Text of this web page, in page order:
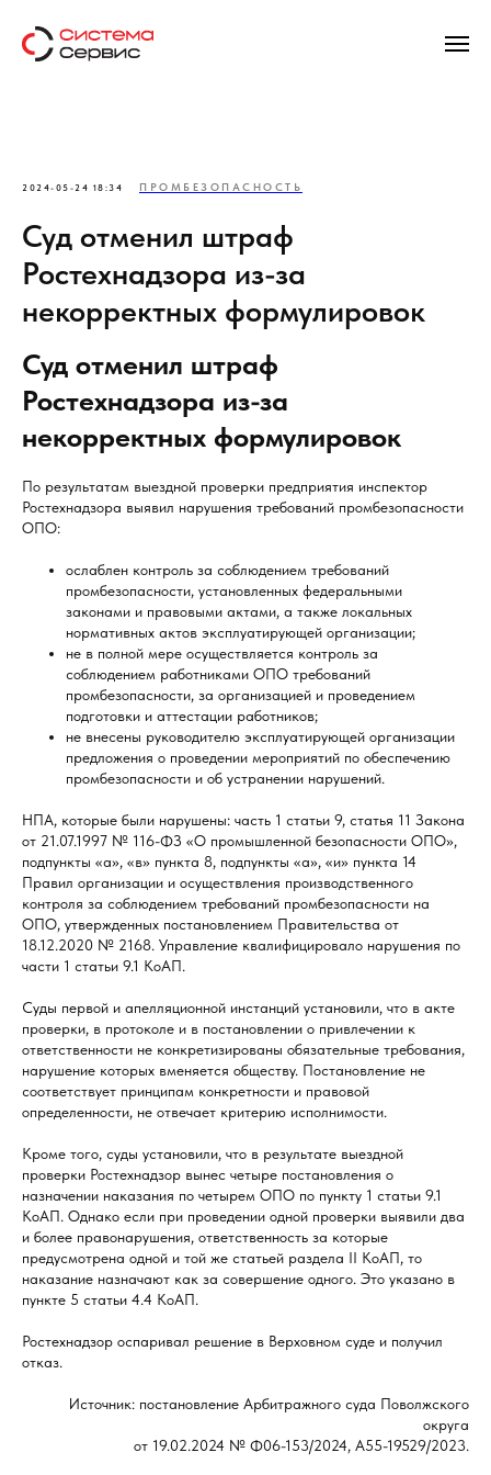
2024-05-24 18:34 ПРОМБЕЗОПАСНОСТЬ
Суд отменил штраф
Ростехнадзора из-за
некорректных формулировок
Суд отменил штраф
Ростехнадзора из-за
некорректных формулировок
По результатам выездной проверки предприятия инспектор
Ростехнадзора выявил нарушения требований промбезопасности
ОПО:
ослаблен контроль за соблюдением требований
промбезопасности, установленных федеральными
законами и правовыми актами, а также локальных
нормативных актов эксплуатирующей организации;
не в полной мере осуществляется контроль за
соблюдением работниками ОПО требований
промбезопасности, за организацией и проведением
подготовки и аттестации работников;
не внесены руководителю эксплуатирующей организации
предложения о проведении мероприятий по обеспечению
промбезопасности и об устранении нарушений.
НПА, которые были нарушены: часть 1 статьи 9, статья 11 Закона
от 21.07.1997 № 116-ФЗ «О промышленной безопасности ОПО»,
подпункты «а», «в» пункта 8, подпункты «а», «и» пункта 14
Правил организации и осуществления производственного
контроля за соблюдением требований промбезопасности на
ОПО, утвержденных постановлением Правительства от
18.12.2020 № 2168. Управление квалифицировало нарушения по
части 1 статьи 9.1 КоАП.
Суды первой и апелляционной инстанций установили, что в акте
проверки, в протоколе и в постановлении о привлечении к
ответственности не конкретизированы обязательные требования,
нарушение которых вменяется обществу. Постановление не
соответствует принципам конкретности и правовой
определенности, не отвечает критерию исполнимости.
Кроме того, суды установили, что в результате выездной
проверки Ростехнадзор вынес четыре постановления о
назначении наказания по четырем ОПО по пункту 1 статьи 9.1
КоАП. Однако если при проведении одной проверки выявили два
и более правонарушения, ответственность за которые
предусмотрена одной и той же статьей раздела II КоАП, то
наказание назначают как за совершение одного. Это указано в
пункте 5 статьи 4.4 КоАП.
Ростехнадзор оспаривал решение в Верховном суде и получил
отказ.
Источник: постановление Арбитражного суда Поволжского
округа
от 19.02.2024 № Ф06-153/2024, А55-19529/2023.